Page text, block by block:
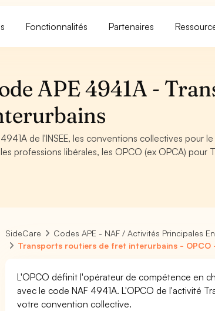
Fonctionnalités Partenaires
APE 4941A -
de l'INSEE, les conventions collectives pour
professions libérales, les OPCO (ex OPCA) pour
SideCare Codes APE - NAF / Activités Principales
Transports routiers de fret interurbains - OPCO
L'OPCO définit l'opérateur de compétence en
avec le code NAF 4941A. L'OPCO de l'activité
votre convention collective.